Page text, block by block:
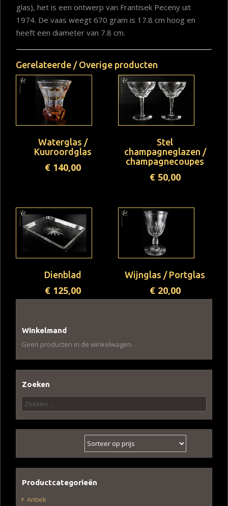
glas), het is een ontwerp van Frantisek Peceny uit
1974. De vaas weegt 670 gram is 17.8 cm hoog en
heeft een diameter van 7.8 cm.
Gerelateerde / Overige producten
Waterglas /
Kuuroordglas
€ 140,00
Stel
champagneglazen /
champagnecoupes
€50,00
Dienblad
€ 125,00
Wijnglas / Portglas
€20,00
Winkelmand
Geen producten in de winkelwagen.
Zoeken
Zoeken
naar:
Productcategorieën
Antiek